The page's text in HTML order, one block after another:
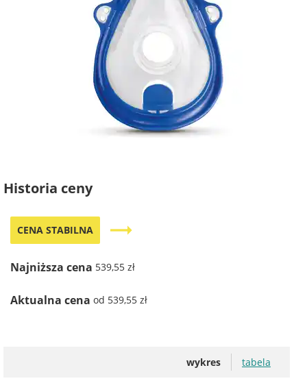
Historia ceny
CENA STABILNA trending_flat
Najniższa cena 539,55 zł
Aktualna cena od 539,55 zł
wykres tabela